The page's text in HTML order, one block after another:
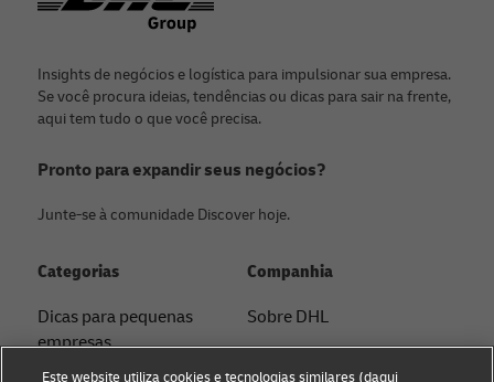
Insights de negócios e logística para impulsionar sua empresa.
Se você procura ideias, tendências ou dicas para sair na frente,
aqui tem tudo o que você precisa.
Pronto para expandir seus negócios?
Junte-se à comunidade Discover hoje.
Categorias
Dicas para pequenas
empresas
Companhia
Sobre DHL
Este website utiliza cookies e tecnologias similares (daqui